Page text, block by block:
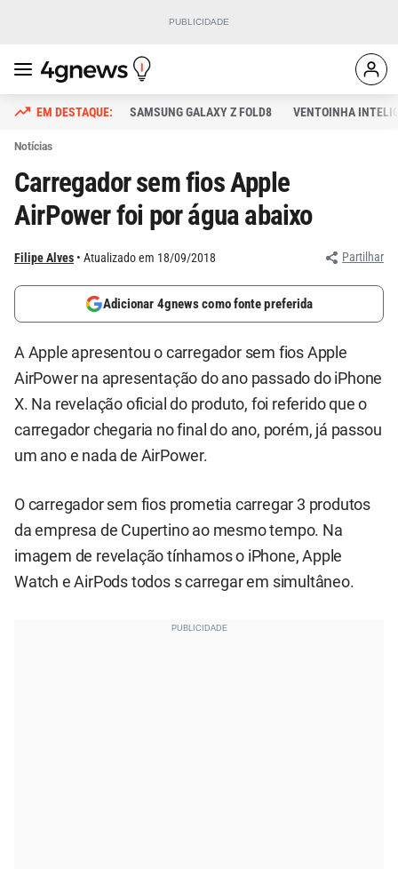
SAMSUNG GALAXY Z FOLD8 VENTOINHA
Notícias
Carregador sem fios Apple
AirPower foi por água abaixo
Filipe Alves Atualizado em 18/09/2018 Partilhar
Adicionar 4gnews como fonte preferida
A Apple apresentou o carregador sem fios Apple
AirPower na apresentação do ano passado do iPhone
X. Na revelação oficial do produto, foi referido que o
carregador chegaria no final do ano, porém, já passou
um ano e nada de AirPower.
O carregador sem fios prometia carregar 3 produtos
da empresa de Cupertino ao mesmo tempo. Na
imagem de revelação tínhamos o iPhone, Apple
Watch e AirPods todos s carregar em simultâneo.